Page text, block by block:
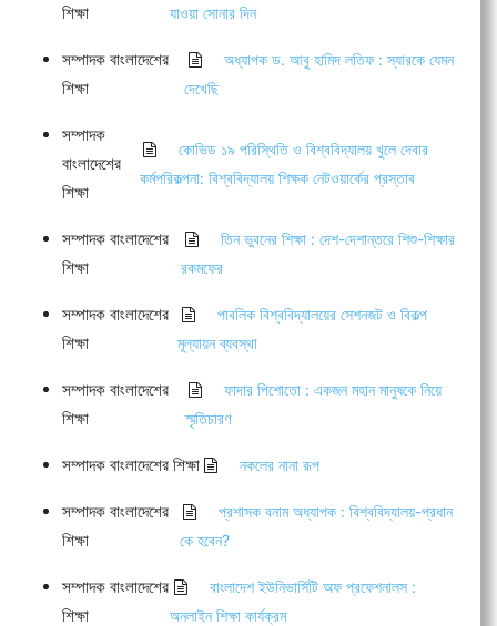
শিক্ষা
যাওয়া সোনার দিন
সম্পাদক বাংলাদেশের
শিক্ষা
অধ্যাপক ড. আবু হামিদ লতিফ : স্যারকে যেমন
দেখেছি
সম্পাদক
বাংলাদেশের
শিক্ষা
কোভিড ১৯ পরিস্থিতি ও বিশ্ববিদ্যালয় খুলে দেবার
কর্মপরিকল্পনা: বিশ্ববিদ্যালয় শিক্ষক নেটওয়ার্কের প্রস্তাব
সম্পাদক বাংলাদেশের
শিক্ষা
তিন ভুবনের শিক্ষা : দেশ-দেশান্তরে শিশু-শিক্ষার
রকমফের
সম্পাদক বাংলাদেশের
শিক্ষা
পাবলিক বিশ্ববিদ্যালয়ের সেশনজট ও বিকল্প
মূল্যায়ন ব্যবস্থা
সম্পাদক বাংলাদেশের
শিক্ষা
ফাদার পিশোতো : একজন মহান মানুষকে নিয়ে
স্মৃতিচারণ
সম্পাদক বাংলাদেশের শিক্ষা নকলের নানা রূপ
সম্পাদক বাংলাদেশের
শিক্ষা
প্রশাসক বনাম অধ্যাপক : বিশ্ববিদ্যালয়-প্রধান
কে হবেন?
সম্পাদক বাংলাদেশের
শিক্ষা
বাংলাদেশ ইউনিভার্সিটি অফ প্রফেশনালস :
অনলাইন শিক্ষা কার্যক্রম